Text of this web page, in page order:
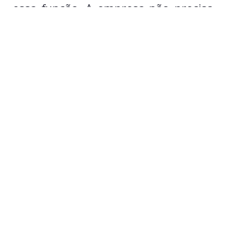
essa função. A empresa não precisa